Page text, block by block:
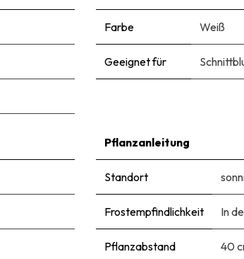
Farbe Weiß
Geeignet für
Pflanzanleitung
Standort
Frostempfindlichkeit In
Pflanzabstand 40